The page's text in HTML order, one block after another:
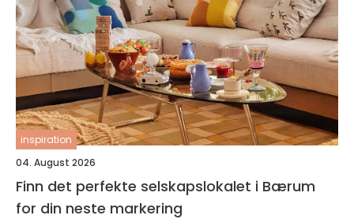
inspiration
04. August 2026
Finn det perfekte selskapslokalet i Bærum
for din neste markering